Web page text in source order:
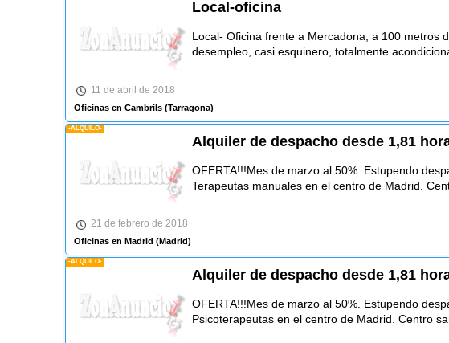
Local-oficina
Local- Oficina frente a Mercadona, a 100 metros
desempleo, casi esquinero, totalmente
11 de abril de 2018
Oficinas en Cambrils(Tarragona)
-ALQUILO-
Alquiler de despacho desde 1,81
OFERTA!!!Mes de marzo al 50%. Estupendo
Terapeutas manuales en el centro de Madrid.
21 de febrero de 2018
Oficinas en Madrid (Madrid)
-ALQUILO-
Alquiler de despacho desde 1,81
OFERTA!!!Mes de marzo al 50%. Estupendo
Psicoterapeutas en el centro de Madrid. Centro